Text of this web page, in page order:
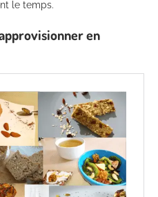
le temps.
en